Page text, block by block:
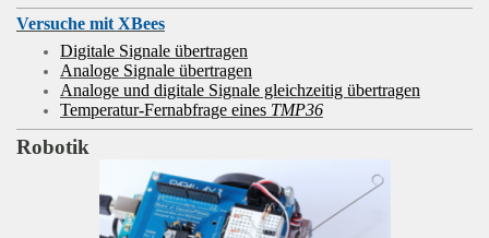
Versuche mit XBees
Digitale Signale übertragen
Analoge Signale übertragen
Analoge und digitale Signale gleichzeitig übertragen
Temperatur-Fernabfrage eines TMP36
Robotik